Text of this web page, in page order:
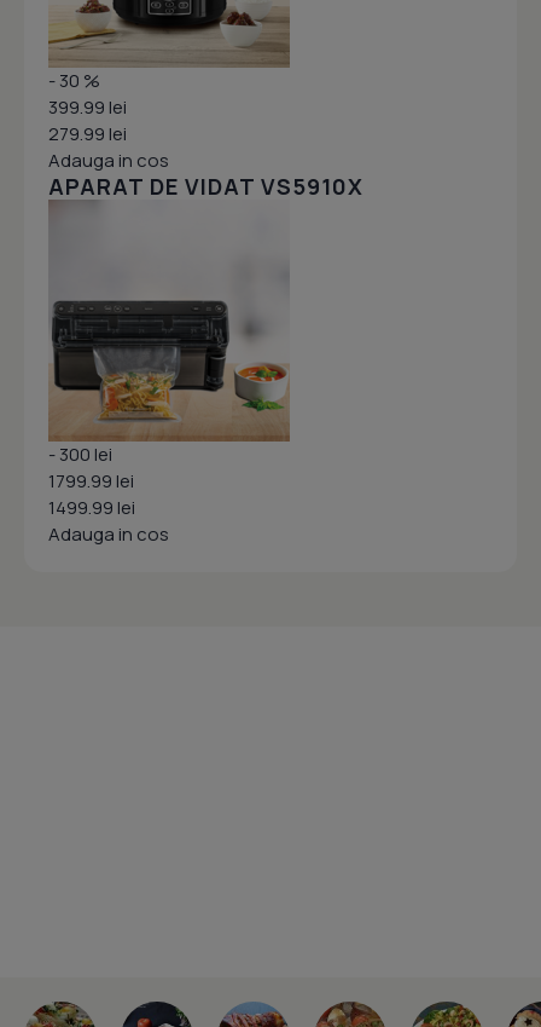
- 30 %
399.99 lei
279.99 lei
Adauga in cos
APARAT DE VIDAT VS5910X
- 300 lei
1799.99 lei
1499.99 lei
Adauga in cos